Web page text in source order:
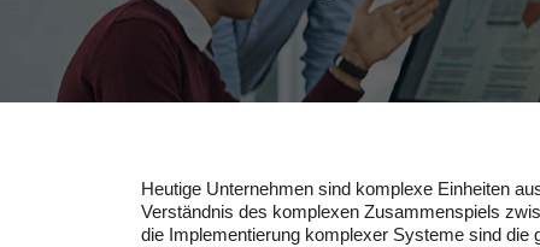
Heutige Unternehmen sind komplexe Einheiten
Verständnis des komplexen Zusammenspiels
die Implementierung komplexer Systeme sind die